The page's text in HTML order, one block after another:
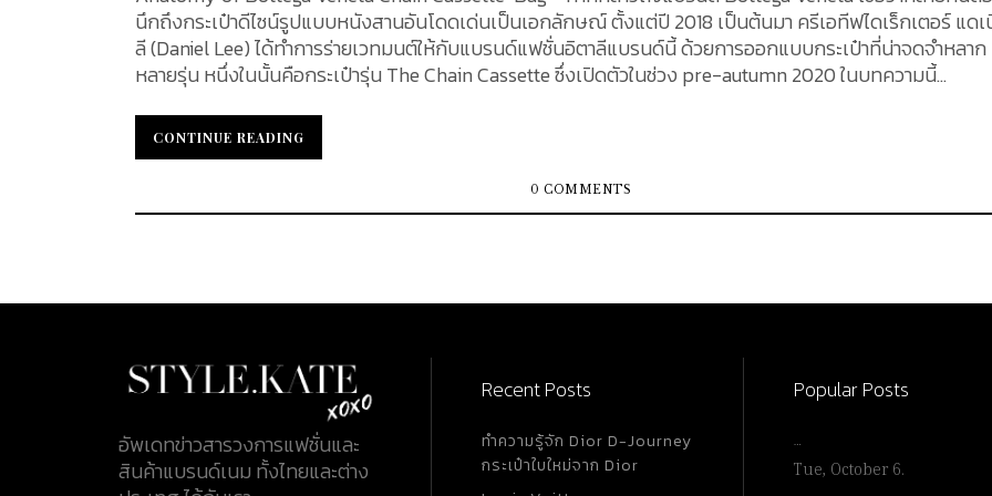
นึกถึงกระเป๋าดีไซน์รูปแบบหนังสานอันโดดเด่นเป็นเอกลักษณ์ ตั้งแต่ปี 2018 เป็นต้นมา ครีเอทีฟไดเร็กเตอร์ แด
ลี (Daniel Lee) ได้ทำการร่ายเวทมนต์ให้กับแบรนด์แฟชั่นอิตาลีแบรนด์นี้ ด้วยการออกแบบกระเป๋าที่น่าจดจำหลาก
หลายรุ่น หนึ่งในนั้นคือกระเป๋ารุ่น The Chain Cassette ซึ่งเปิดตัวในช่วง pre-autumn 2020 ในบทความนี้
กระเป๋า Material : กระเป๋ารุ่น Chain Cassette ทำมาจาก 2 วัสดุด้วยกันซึ่งตัวกระเป๋าถูกสานขึ้นมาจากหนังแกะ 100%
(Lambskin) และหนังลูกวัว 100% (Calfskin) Strap Drop : หูจับของกระเป๋าทำมาจากโลหะชั้นดี ซึ่งจะมี 2 สี ได้แก่ สี
ทอง (Gold) และสีเงิน (Silver) มีขนาด 45 เซนติเมตร (17.7 นิ้ว) Handle Drop : วัสดุชนิดเดียวกันกับตัว Strap Drop
มีขนาด 13 เซนติเมตร (5.1 นิ้ว) Color : กระเป๋ารุ่นนี้มีด้วยกันทั้งหมด 21...
CONTINUE READING
CONTINUE READING
0 COMMENTS
อัพเดทข่าวสารวงการแฟชั่นและ
สินค้าแบรนด์เนม ทั้งไทยและต่าง
Recent Posts
ทำความรู้จัก Dior D-Journey
กระเป๋าใบใหม่จาก Dior
Popular Posts
…
Tue, October 6.